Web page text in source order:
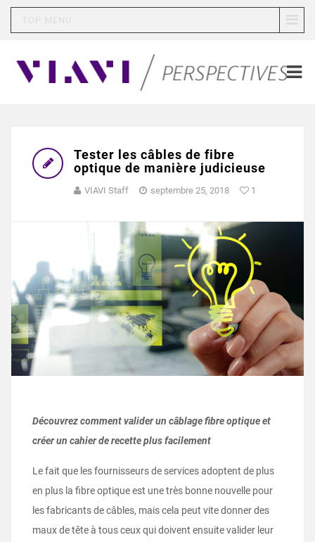
Tester les câbles de fibre
optique de manière judicieuse
VIAVI Staff septembre 25, 2018 1
Découvrez comment valider un câblage fibre optique et
créer un cahier de recette plus facilement
Le fait que les fournisseurs de services adoptent de plus
en plus la fibre optique est une très bonne nouvelle pour
les fabricants de câbles, mais cela peut vite donner des
maux de tête à tous ceux qui doivent ensuite valider leur